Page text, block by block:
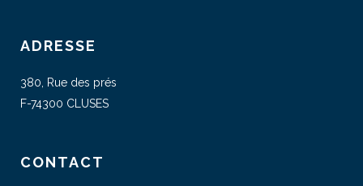
ADRESSE
380, Rue des prés
F-74300 CLUSES
CONTACT